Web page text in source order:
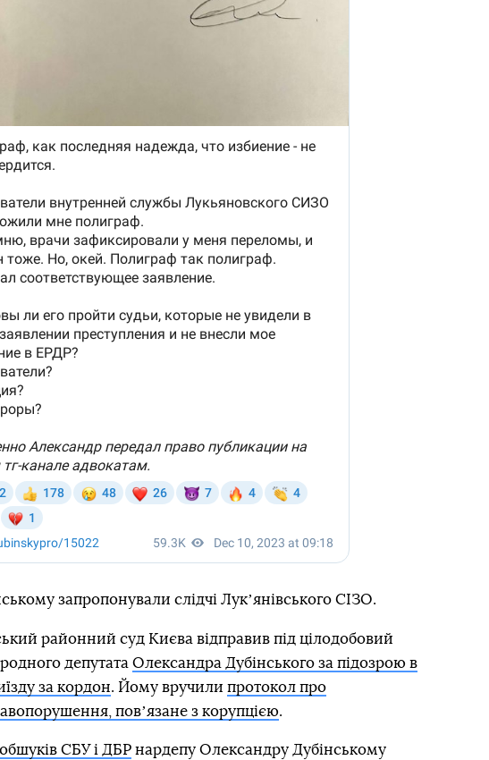
запропонували слідчі Лукʼянівського СІЗО.
районний суд Києва відправив під цілодобовий
депутата Олександра Дубінського за підозрою в
за кордон. Йому вручили протокол про
повʼязане з корупцією.
СБУ і ДБРнардепу Олександру Дубінському